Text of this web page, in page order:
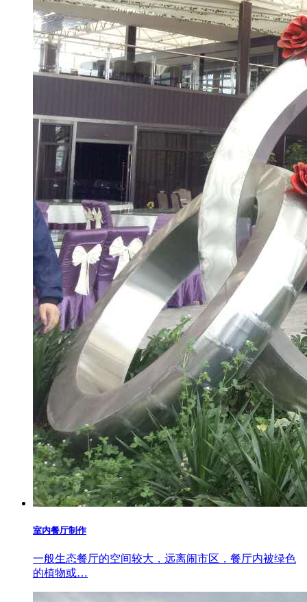
室内餐厅制作
一般生态餐厅的空间较大，远离闹市区，餐厅内被绿色
的植物或…